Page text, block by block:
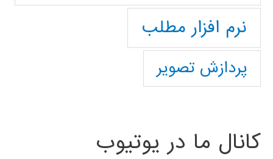
نرم افزار مطلب
پردازش تصویر
کانال ما در یوتیوب